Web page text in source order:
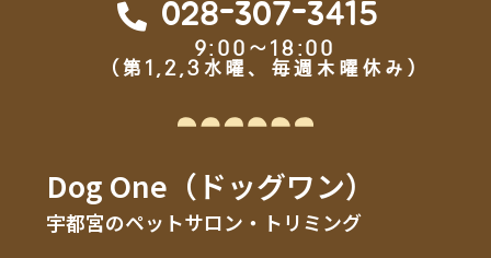
028-307-3415
9:00～18:00
（第1,2,3水曜、毎週木曜休み）
Dog One（ドッグワン）
宇都宮のペットサロン・トリミング